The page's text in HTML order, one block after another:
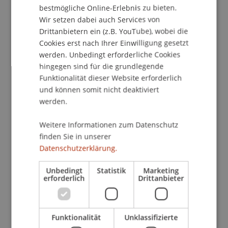
und Herleitung von VBA-Befehlen geachtet.
Weiters werden die Manipulation von Grafiken
durch eine VBA-Routine erläutert sowie häufige
Fehlerquellen diskutiert.
Aufgrund der Praxisnähe legt der Kurs einen
besonderen Fokus auf Struktur und die Suche
von Fehlern innerhalb einer VBA-Routine. Dies hat
übersichtlicher und einfacher nachvollziehbar ist,
je besser die Struktur innerhalb eines
Programmes formuliert wurde. Zusätzlich sollen
die Teilnehmer ein Verständnis für gängige
Fehlerquellen entwickeln, sodass der Vorteil von
VBA-Routinen schneller umsetzbar ist.
Vor Kursbeginn werden Vorbereitungsunterlagen
bestmögliche Online-Erlebnis zu bieten.
Wir setzen dabei auch Services von
Drittanbietern ein (z.B. YouTube), wobei die
Cookies erst nach Ihrer Einwilligung gesetzt
werden. Unbedingt erforderliche Cookies
hingegen sind für die grundlegende
Funktionalität dieser Website erforderlich
und können somit nicht deaktiviert
werden.
Weitere Informationen zum Datenschutz
finden Sie in unserer
Datenschutzerklärung.
Unbedingt
erforderlich
Statistik Marketing
Drittanbieter
Funktionalität Unklassifizierte